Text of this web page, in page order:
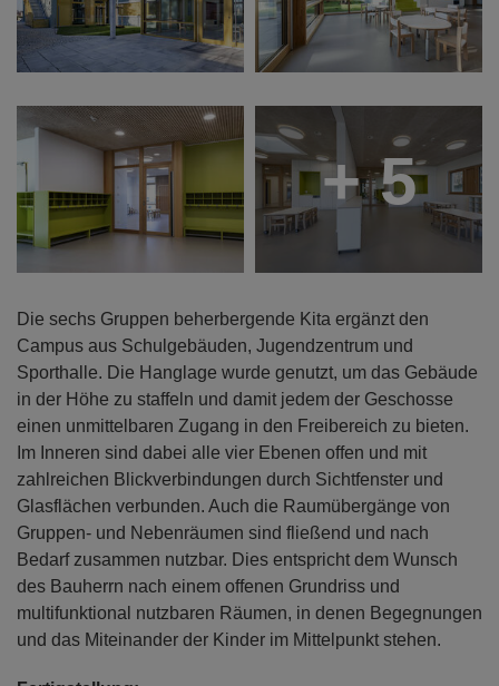
+ 5
Die sechs Gruppen beherbergende Kita ergänzt den
Campus aus Schulgebäuden, Jugendzentrum und
Sporthalle. Die Hanglage wurde genutzt, um das Gebäude
in der Höhe zu staffeln und damit jedem der Geschosse
einen unmittelbaren Zugang in den Freibereich zu bieten.
Im Inneren sind dabei alle vier Ebenen offen und mit
zahlreichen Blickverbindungen durch Sichtfenster und
Glasflächen verbunden. Auch die Raumübergänge von
Gruppen- und Nebenräumen sind fließend und nach
Bedarf zusammen nutzbar. Dies entspricht dem Wunsch
des Bauherrn nach einem offenen Grundriss und
multifunktional nutzbaren Räumen, in denen Begegnungen
und das Miteinander der Kinder im Mittelpunkt stehen.